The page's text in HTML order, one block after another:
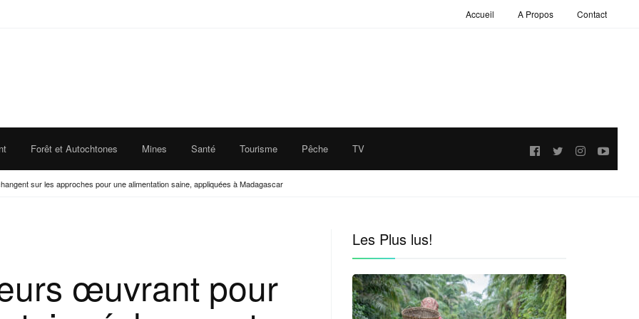
Accueil A Propos Contact
Forêt et Autochtones Mines Santé Tourisme Pêche TV Follow
sur les approches pour une alimentation saine, appliquées à Madagascar
œuvrant pour
Les Plus lus!